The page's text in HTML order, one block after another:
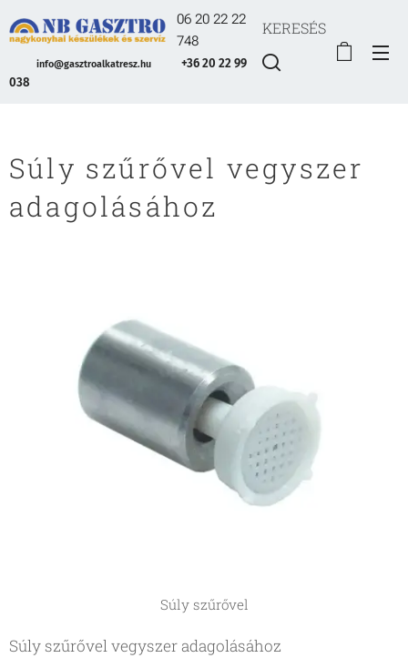
06 20 22 22
748
info@gasztroalkatresz.hu
+36 20 22 99
038
KERESÉS
Súly szűrővel vegyszer
adagolásához
Súly szűrővel
Súly szűrővel vegyszer adagolásához